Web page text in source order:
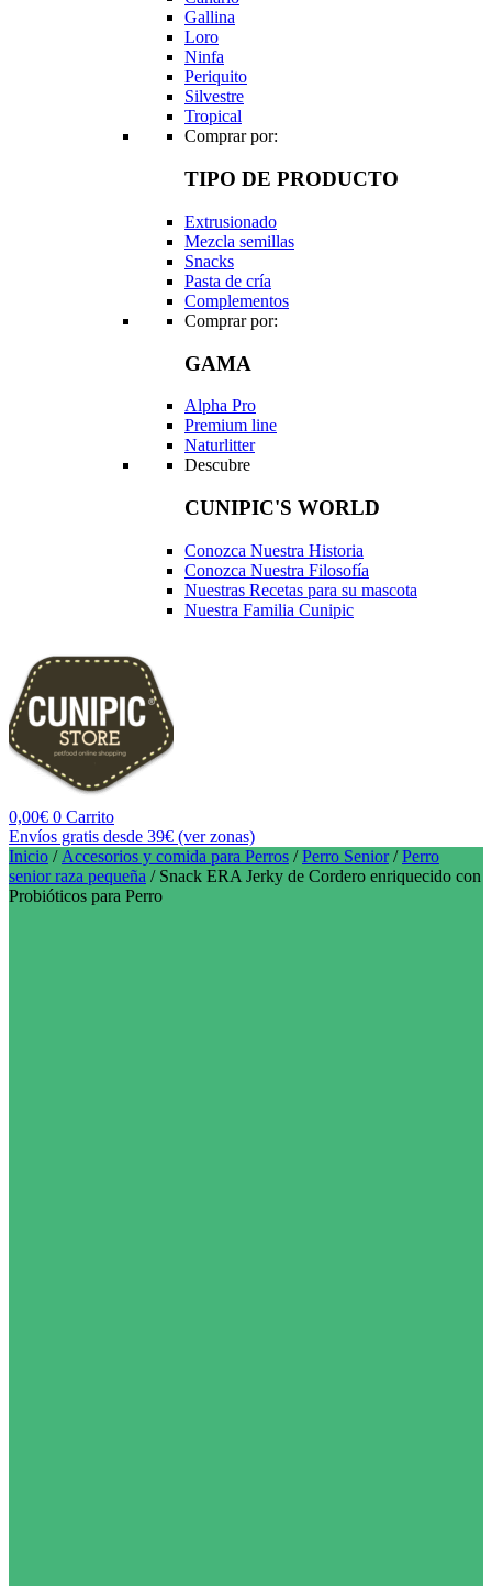
Gallina
Loro
Ninfa
Periquito
Silvestre
Tropical
Comprar por:
TIPO DE PRODUCTO
Extrusionado
Mezcla semillas
Snacks
Pasta de cría
Complementos
Comprar por:
GAMA
Alpha Pro
Premium line
Naturlitter
Descubre
CUNIPIC'S WORLD
Conozca Nuestra Historia
Conozca Nuestra Filosofía
Nuestras Recetas para su mascota
Nuestra Familia Cunipic
0,00€ 0 Carrito
Envíos gratis desde 39€ (ver zonas)
Inicio / Accesorios y comida para Perros /Perro Senior/Perro
senior raza pequeña / Snack ERA Jerky de Cordero enriquecido con
Probióticos para Perro